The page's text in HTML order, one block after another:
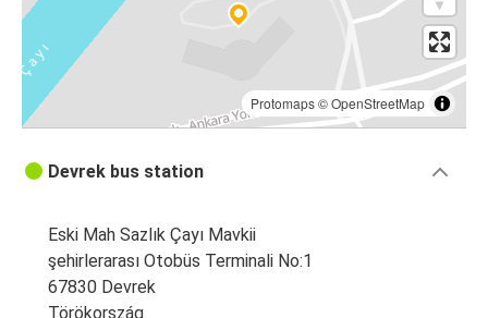
Protomaps©OpenStreetMap
Devrek bus station
Eski Mah Sazlık Çayı Mavkii
şehirlerarası Otobüs Terminali No:1
67830 Devrek
Törökország